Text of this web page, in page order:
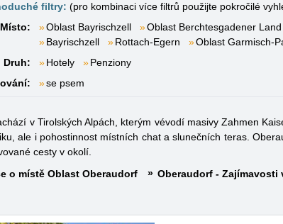
filtry: (pro kombinaci více filtrů použijte pokročilé
Místo:
Oblast Bayrischzell Oblast Berchtesgadener Land
Bayrischzell
Rottach-Egern Oblast Garmisch-
Druh:
Hotely
Penziony
se psem
v Tirolských Alpách, kterým vévodí masivy Zahmen
ale i pohostinnost místních chat a slunečních teras.
cesty v okolí.
o místě Oblast Oberaudorf
Oberaudorf - Zajímavosti